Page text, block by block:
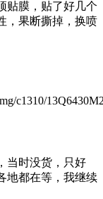
贴膜，贴了好几个
，果断撕掉，换喷
c1310/
当时没货，只好
地都在等，我继续